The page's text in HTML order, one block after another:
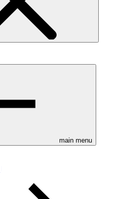
main menu